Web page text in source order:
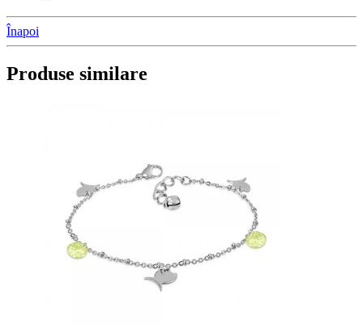
Înapoi
Produse similare